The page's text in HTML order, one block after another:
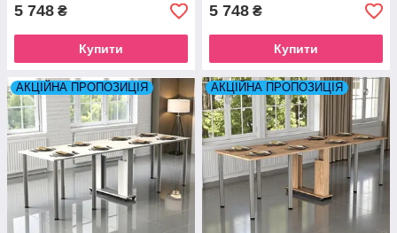
5 748 ₴
Купити
5 748 ₴
Купити
АКЦІЙНА ПРОПОЗИЦІЯ АКЦІЙНА ПРОПОЗИЦІЯ